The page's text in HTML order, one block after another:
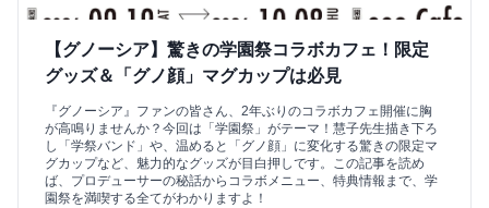
【グノーシア】驚きの学園祭コラボカフェ！限定
グッズ＆「グノ顔」マグカップは必見
『グノーシア』ファンの皆さん、2年ぶりのコラボカフェ開催に胸
が高鳴りませんか？今回は「学園祭」がテーマ！慧子先生描き下ろ
し「学祭バンド」や、温めると「グノ顔」に変化する驚きの限定マ
グカップなど、魅力的なグッズが目白押しです。この記事を読め
ば、プロデューサーの秘話からコラボメニュー、特典情報まで、学
園祭を満喫する全てがわかりますよ！